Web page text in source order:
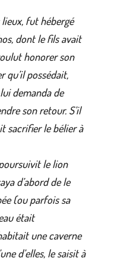
fut hébergé
dont le fils avait
honorer son
qu’il possédait,
demanda de
son retour. S’il
sacrifier le bélier à
le lion
d’abord de le
(ou parfois sa
était
une caverne
d’elles, le saisit à